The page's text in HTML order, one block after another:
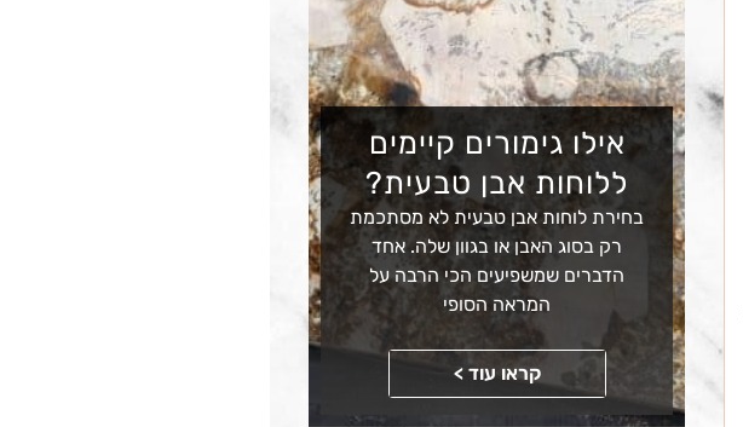
אילו גימורים קיימים
ללוחות אבן טבעית?
בחירת לוחות אבן טבעית לא מסתכמת
רק בסוג האבן או בגוון שלה. אחד
הדברים שמשפיעים הכי הרבה על
המראה הסופי
קראו עוד > קראו עוד